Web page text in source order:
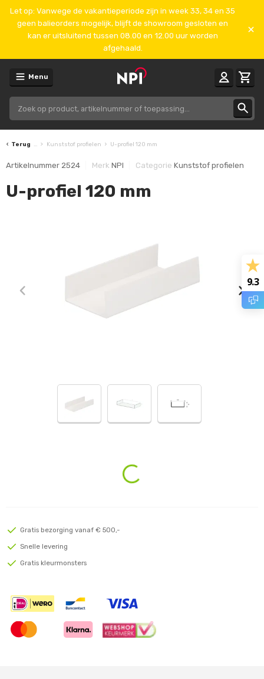
Let op: Vanwege de vakantieperiode zijn in week 33, 34 en 35
geen balieorders mogelijk, blijft de showroom gesloten en
kan er uitsluitend tussen 08.00 en 12.00 uur worden
afgehaald.
Menu
Terug Kunststof profielen U-profiel 120 mm
Artikelnummer 2524 Merk NPI Categorie Kunststof profielen
U-profiel 120 mm
Loading...
Gratis bezorging vanaf € 500,-
Snelle levering
Gratis kleurmonsters
9.3